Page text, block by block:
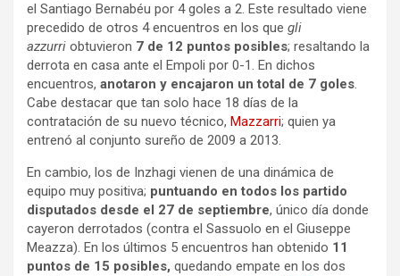
el Santiago Bernabéu por 4 goles a 2. Este resultado viene
precedido de otros 4 encuentros en los que gli
azzurri obtuvieron 7 de 12 puntos posibles; resaltando la
derrota en casa ante el Empoli por 0-1. En dichos
encuentros, anotaron y encajaron un total de 7 goles.
Cabe destacar que tan solo hace 18 días de la
contratación de su nuevo técnico, Mazzarri; quien ya
entrenó al conjunto sureño de 2009 a 2013.
En cambio, los de Inzhagi vienen de una dinámica de
equipo muy positiva; puntuando en todos los partido
disputados desde el 27 de septiembre, único día donde
cayeron derrotados (contra el Sassuolo en el Giuseppe
Meazza). En los últimos 5 encuentros han obtenido 11
puntos de 15 posibles, quedando empate en los dos